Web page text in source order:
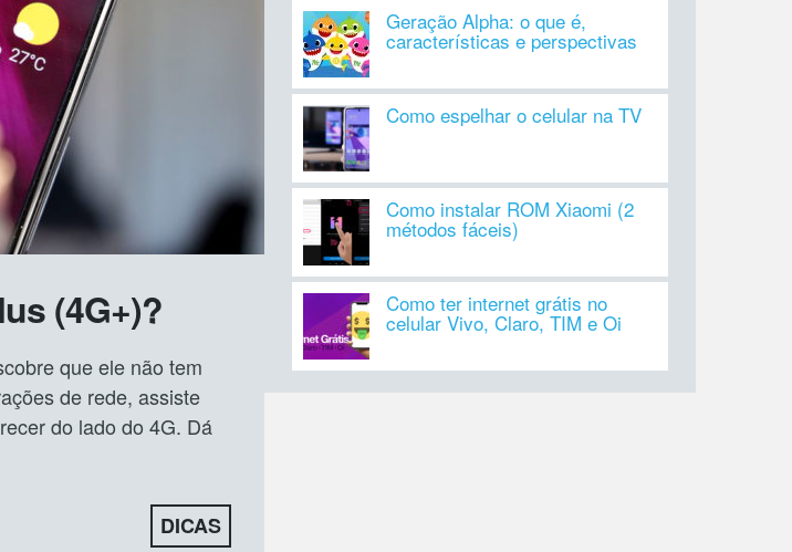
(4G+)?
que ele não tem
de rede, assiste
do lado do 4G. Dá
DICAS
Geração Alpha: o que é,
características e perspectivas
Como espelhar o celular na TV
Como instalar ROM Xiaomi (2
métodos fáceis)
Como ter internet grátis no
celular Vivo, Claro, TIM e Oi